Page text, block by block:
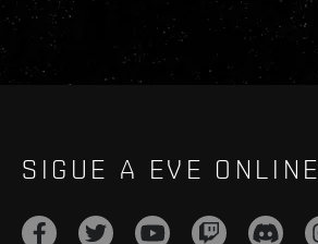
SIGUE A EVE ONLINE